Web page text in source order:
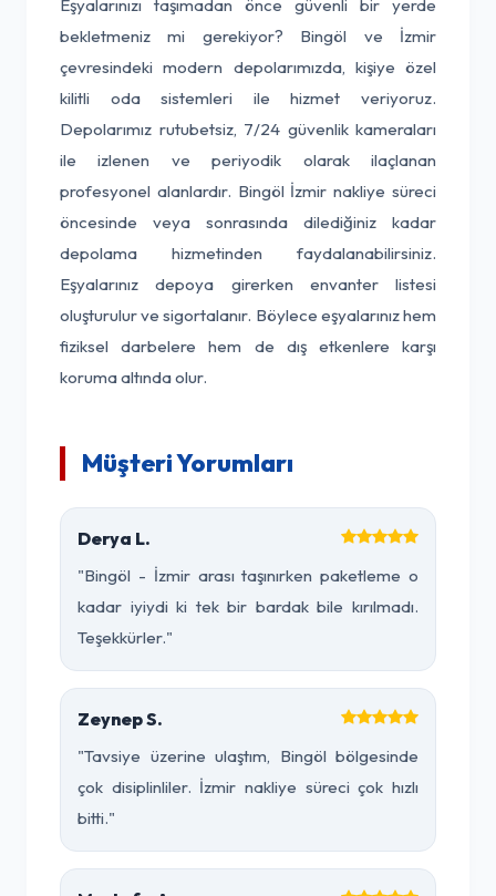
Eşyalarınızı taşımadan önce güvenli bir yerde
bekletmeniz mi gerekiyor? Bingöl ve İzmir
çevresindeki modern depolarımızda, kişiye özel
kilitli oda sistemleri ile hizmet veriyoruz.
Depolarımız rutubetsiz, 7/24 güvenlik kameraları
ile izlenen ve periyodik olarak ilaçlanan
profesyonel alanlardır. Bingöl İzmir nakliye süreci
öncesinde veya sonrasında dilediğiniz kadar
depolama hizmetinden faydalanabilirsiniz.
Eşyalarınız depoya girerken envanter listesi
oluşturulur ve sigortalanır. Böylece eşyalarınız hem
fiziksel darbelere hem de dış etkenlere karşı
koruma altında olur.
Müşteri Yorumları
Derya L.
"Bingöl - İzmir arası taşınırken paketleme o
kadar iyiydi ki tek bir bardak bile kırılmadı.
Teşekkürler."
Zeynep S.
"Tavsiye üzerine ulaştım, Bingöl bölgesinde
çok disiplinliler. İzmir nakliye süreci çok hızlı
bitti."